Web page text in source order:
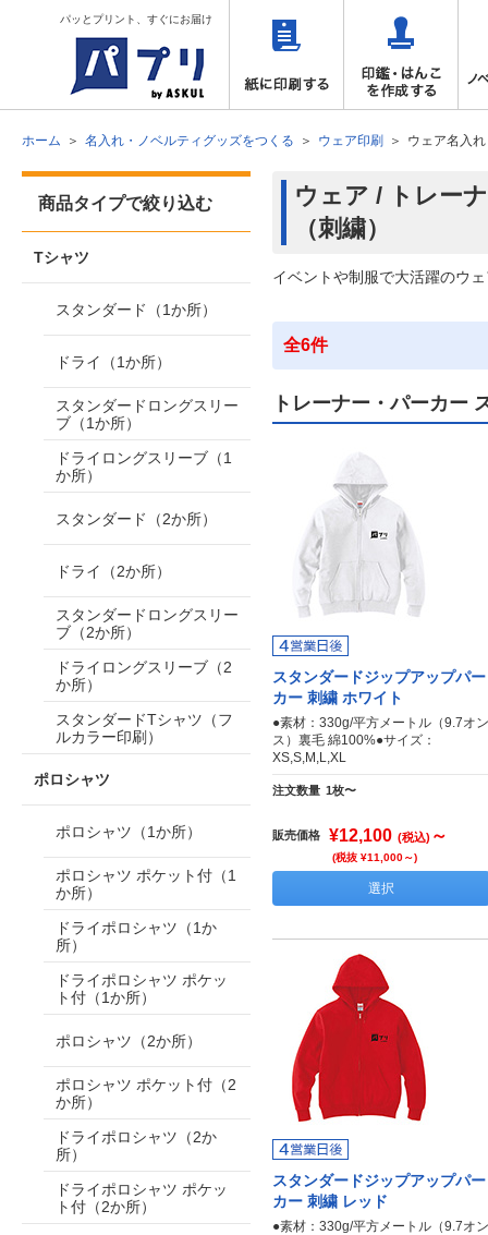
パッとプリント、すぐにお届け
ホーム 名入れ・ノベルティグッズをつくる ウェア印刷 ウェア名入
ウェア / トレー
（刺繍）
イベントや制服で大活躍のウ
全6件
トレーナー・パーカー
スタンダードジップアップパー
カー 刺繍 ホワイト
●素材：330g/平方メートル（9.7オン
ス）裏毛 綿100%●サイズ：
XS,S,M,L,XL
注文数量 1枚〜
販売価格 ¥12,100 (税込) ～
(税抜 ¥11,000～)
選択
スタンダードジップアップパー
カー 刺繍 レッド
●素材：330g/平方メートル（9.7オン
商品タイプで絞り込む
Tシャツ
スタンダード（1か所）
ドライ（1か所）
スタンダードロングスリー
ブ（1か所）
ドライロングスリーブ（1
か所）
スタンダード（2か所）
ドライ（2か所）
スタンダードロングスリー
ブ（2か所）
ドライロングスリーブ（2
か所）
スタンダードTシャツ（フ
ルカラー印刷）
ポロシャツ
ポロシャツ（1か所）
ポロシャツ ポケット付（1
か所）
ドライポロシャツ（1か
所）
ドライポロシャツ ポケッ
ト付（1か所）
ポロシャツ（2か所）
ポロシャツ ポケット付（2
か所）
ドライポロシャツ（2か
所）
ドライポロシャツ ポケッ
ト付（2か所）